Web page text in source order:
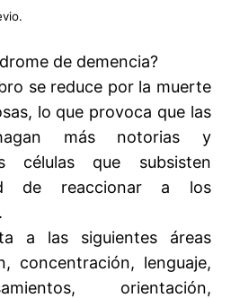
de demencia?
se reduce por la muerte
lo que provoca que las
más notorias y
células que subsisten
de reaccionar a los
a las siguientes áreas
concentración, lenguaje,
orientación,